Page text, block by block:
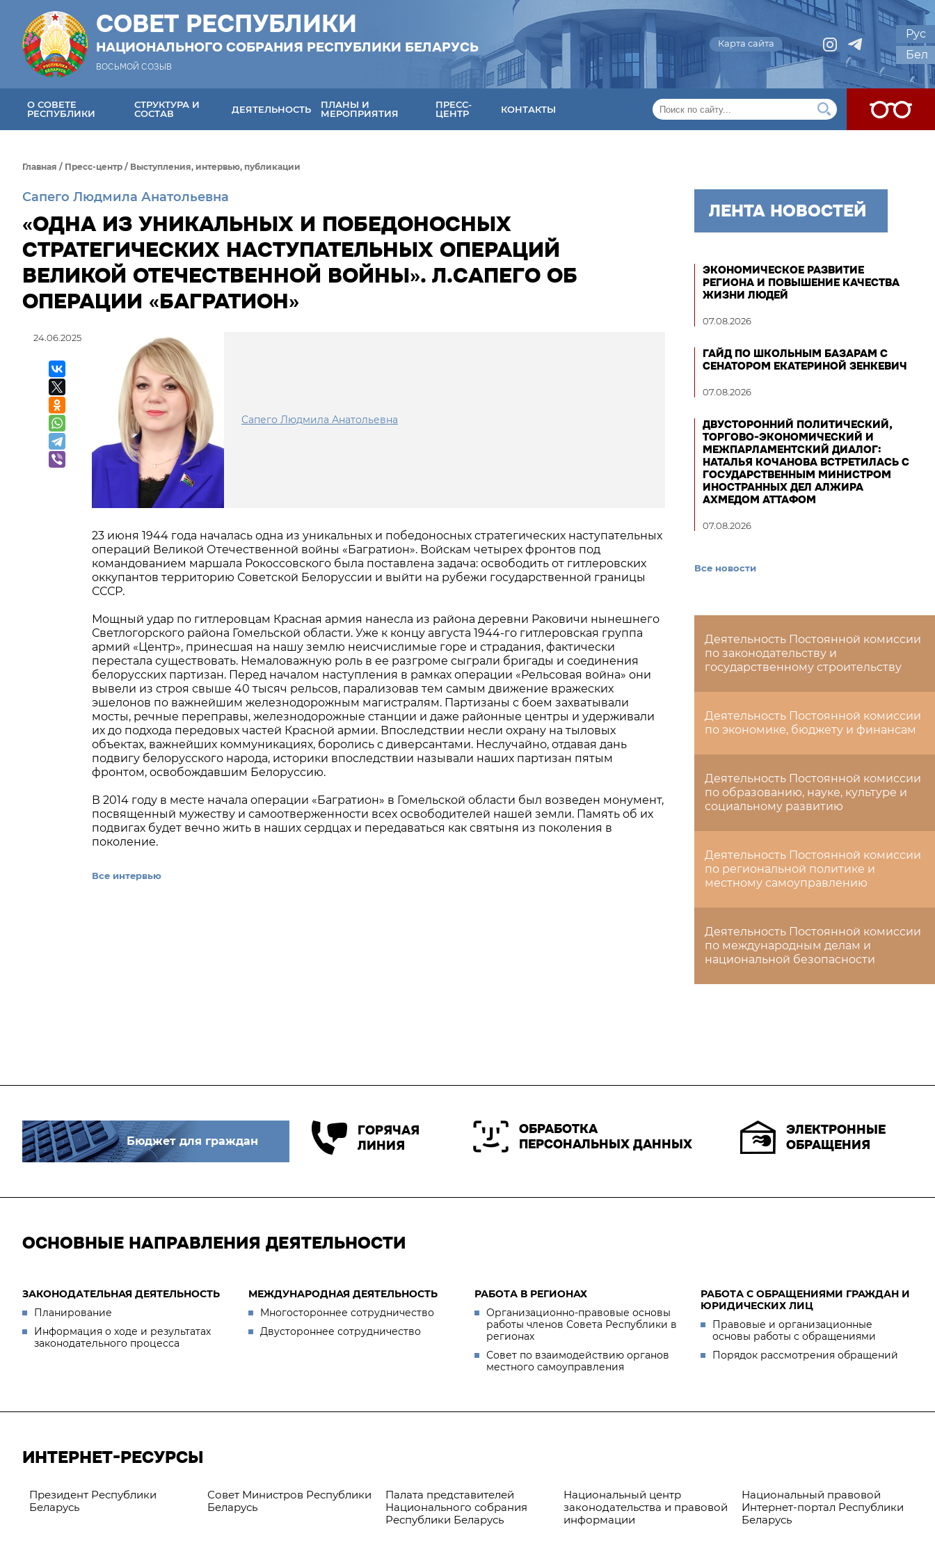
СОВЕТ РЕСПУБЛИКИ
НАЦИОНАЛЬНОГО СОБРАНИЯ РЕСПУБЛИКИ БЕЛАРУСЬ
ВОСЬМОЙ СОЗЫВ
Карта сайта
Рус
Бел
О СОВЕТЕ
РЕСПУБЛИКИ
СТРУКТУРА И
СОСТАВ
ДЕЯТЕЛЬНОСТЬ
ПЛАНЫ И
МЕРОПРИЯТИЯ
ПРЕСС-
ЦЕНТР
КОНТАКТЫ
Главная / Пресс-центр / Выступления, интервью, публикации
Сапего Людмила Анатольевна
«ОДНА ИЗ УНИКАЛЬНЫХ И ПОБЕДОНОСНЫХ
СТРАТЕГИЧЕСКИХ НАСТУПАТЕЛЬНЫХ ОПЕРАЦИЙ
ВЕЛИКОЙ ОТЕЧЕСТВЕННОЙ ВОЙНЫ». Л.САПЕГО ОБ
ОПЕРАЦИИ «БАГРАТИОН»
24.06.2025
Сапего Людмила Анатольевна
23 июня 1944 года началась одна из уникальных и победоносных стратегических наступательных
операций Великой Отечественной войны «Багратион». Войскам четырех фронтов под
командованием маршала Рокоссовского была поставлена задача: освободить от гитлеровских
оккупантов территорию Советской Белоруссии и выйти на рубежи государственной границы
СССР.
Мощный удар по гитлеровцам Красная армия нанесла из района деревни Раковичи нынешнего
Светлогорского района Гомельской области. Уже к концу августа 1944-го гитлеровская группа
армий «Центр», принесшая на нашу землю неисчислимые горе и страдания, фактически
перестала существовать. Немаловажную роль в ее разгроме сыграли бригады и соединения
белорусских партизан. Перед началом наступления в рамках операции «Рельсовая война» они
вывели из строя свыше 40 тысяч рельсов, парализовав тем самым движение вражеских
эшелонов по важнейшим железнодорожным магистралям. Партизаны с боем захватывали
мосты, речные переправы, железнодорожные станции и даже районные центры и удерживали
их до подхода передовых частей Красной армии. Впоследствии несли охрану на тыловых
объектах, важнейших коммуникациях, боролись с диверсантами. Неслучайно, отдавая дань
подвигу белорусского народа, историки впоследствии называли наших партизан пятым
фронтом, освобождавшим Белоруссию.
В 2014 году в месте начала операции «Багратион» в Гомельской области был возведен монумент,
посвященный мужеству и самоотверженности всех освободителей нашей земли. Память об их
подвигах будет вечно жить в наших сердцах и передаваться как святыня из поколения в
поколение.
Все интервью
ЛЕНТА НОВОСТЕЙ
ЭКОНОМИЧЕСКОЕ РАЗВИТИЕ
РЕГИОНА И ПОВЫШЕНИЕ КАЧЕСТВА
ЖИЗНИ ЛЮДЕЙ
07.08.2026
ГАЙД ПО ШКОЛЬНЫМ БАЗАРАМ С
СЕНАТОРОМ ЕКАТЕРИНОЙ ЗЕНКЕВИЧ
07.08.2026
ДВУСТОРОННИЙ ПОЛИТИЧЕСКИЙ,
ТОРГОВО-ЭКОНОМИЧЕСКИЙ И
МЕЖПАРЛАМЕНТСКИЙ ДИАЛОГ:
НАТАЛЬЯ КОЧАНОВА ВСТРЕТИЛАСЬ С
ГОСУДАРСТВЕННЫМ МИНИСТРОМ
ИНОСТРАННЫХ ДЕЛ АЛЖИРА
АХМЕДОМ АТТАФОМ
07.08.2026
Все новости
Деятельность Постоянной комиссии
по законодательству и
государственному строительству
Деятельность Постоянной комиссии
по экономике, бюджету и финансам
Деятельность Постоянной комиссии
по образованию, науке, культуре и
социальному развитию
Деятельность Постоянной комиссии
по региональной политике и
местному самоуправлению
Деятельность Постоянной комиссии
по международным делам и
национальной безопасности
Бюджет для граждан
ГОРЯЧАЯ
ЛИНИЯ
ОБРАБОТКА
ПЕРСОНАЛЬНЫХ ДАННЫХ
ЭЛЕКТРОННЫЕ
ОБРАЩЕНИЯ
ОСНОВНЫЕ НАПРАВЛЕНИЯ ДЕЯТЕЛЬНОСТИ
ЗАКОНОДАТЕЛЬНАЯ ДЕЯТЕЛЬНОСТЬ
Планирование
Информация о ходе и результатах
законодательного процесса
МЕЖДУНАРОДНАЯ ДЕЯТЕЛЬНОСТЬ
Многостороннее сотрудничество
Двустороннее сотрудничество
РАБОТА В РЕГИОНАХ
Организационно-правовые основы
работы членов Совета Республики в
регионах
Совет по взаимодействию органов
местного самоуправления
РАБОТА С ОБРАЩЕНИЯМИ ГРАЖДАН И
ЮРИДИЧЕСКИХ ЛИЦ
Правовые и организационные
основы работы с обращениями
Порядок рассмотрения обращений
ИНТЕРНЕТ-РЕСУРСЫ
Президент Республики
Беларусь
Совет Министров Республики
Беларусь
Палата представителей
Национального собрания
Республики Беларусь
Национальный центр
законодательства и правовой
информации
Национальный правовой
Интернет-портал Республики
Беларусь